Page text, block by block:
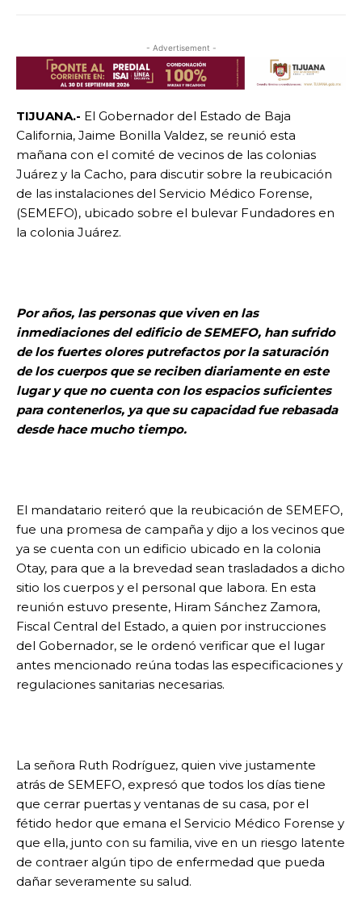
- Advertisement -
TIJUANA.- El Gobernador del Estado de Baja
California, Jaime Bonilla Valdez, se reunió esta
mañana con el comité de vecinos de las colonias
Juárez y la Cacho, para discutir sobre la reubicación
de las instalaciones del Servicio Médico Forense,
(SEMEFO), ubicado sobre el bulevar Fundadores en
la colonia Juárez.
Por años, las personas que viven en las
inmediaciones del edificio de SEMEFO, han sufrido
de los fuertes olores putrefactos por la saturación
de los cuerpos que se reciben diariamente en este
lugar y que no cuenta con los espacios suficientes
para contenerlos, ya que su capacidad fue rebasada
desde hace mucho tiempo.
El mandatario reiteró que la reubicación de SEMEFO,
fue una promesa de campaña y dijo a los vecinos que
ya se cuenta con un edificio ubicado en la colonia
Otay, para que a la brevedad sean trasladados a dicho
sitio los cuerpos y el personal que labora. En esta
reunión estuvo presente, Hiram Sánchez Zamora,
Fiscal Central del Estado, a quien por instrucciones
del Gobernador, se le ordenó verificar que el lugar
antes mencionado reúna todas las especificaciones y
regulaciones sanitarias necesarias.
La señora Ruth Rodríguez, quien vive justamente
atrás de SEMEFO, expresó que todos los días tiene
que cerrar puertas y ventanas de su casa, por el
fétido hedor que emana el Servicio Médico Forense y
que ella, junto con su familia, vive en un riesgo latente
de contraer algún tipo de enfermedad que pueda
dañar severamente su salud.